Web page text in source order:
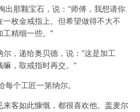
出那颗宝石，说：“师傅，我想请你
一枚金戒指上。但希望做得不大不
精细一些。”
，递给奥贝德，说：“这是加工
，取戒指时再交。”
每个工匠一第纳尔。
来客如此慷慨，都很喜欢他。盖麦尔